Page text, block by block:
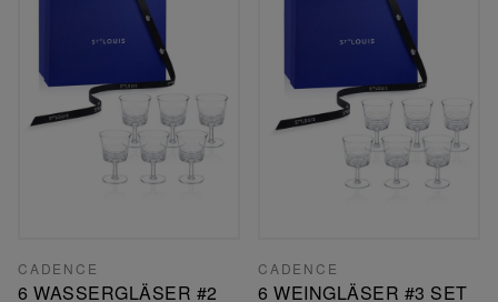
CADENCE
6 WASSERGLÄSER #2
CADENCE
6 WEINGLÄSER #3 SET